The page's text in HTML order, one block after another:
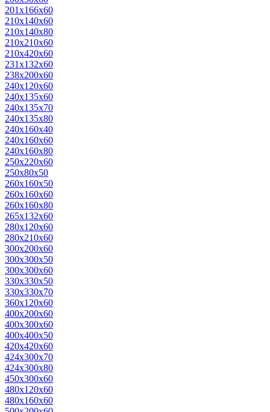
201х166х60
210х140х60
210х140х80
210х210х60
210х420х60
231х132х60
238х200х60
240х120х60
240х135х60
240х135х70
240х135х80
240х160х40
240х160х60
240х160х80
250х220х60
250х80х50
260х160х50
260х160х60
260х160х80
265х132х60
280х120х60
280х210х60
300х200х60
300х300х50
300х300х60
330х330х50
330х330х70
360х120х60
400х200х60
400х300х60
400х400х50
420х420х60
424х300х70
424х300х80
450х300х60
480х120х60
480х160х60